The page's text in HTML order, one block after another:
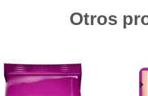
Otros